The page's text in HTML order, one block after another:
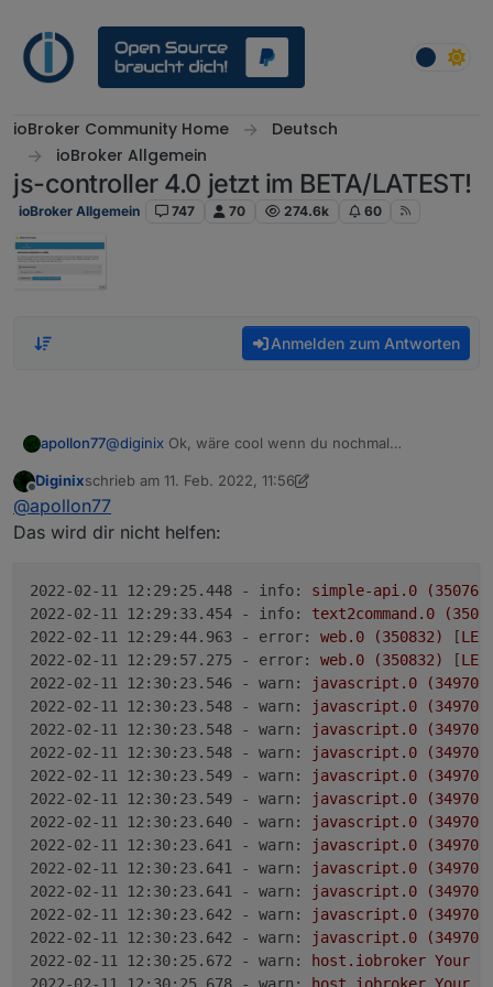
ioBroker Community Home
Deutsch
ioBroker Allgemein
js-controller 4.0 jetzt im BETA/LATEST!
ioBroker Allgemein 747 70 274.6k 60
Anmelden zum Antworten
apollon77@diginix Ok, wäre cool wenn du nochmal
Offline
Diginixschrieb am 11. Feb. 2022, 11:56
zuletzt editiert von Diginix 2. Nov. 2022, 12:56
@apollon77
Das wird dir nicht helfen:
2022-02-11 12:29:25.448 - info: simple-api.0
2022-02-11 12:29:33.454 - info:
text2command.0
2022-02-11 12:29:44.963 - error:
web.0 (350832) [LE
2022-02-11 12:29:57.275 - error:
web.0 (350832) [LE
2022-02-11 12:30:23.546 - warn:
javascript.0
2022-02-11 12:30:23.548 - warn:
javascript.0
2022-02-11 12:30:23.548 - warn:
javascript.0
2022-02-11 12:30:23.548 - warn:
javascript.0
2022-02-11 12:30:23.549 - warn:
javascript.0
2022-02-11 12:30:23.549 - warn:
javascript.0
2022-02-11 12:30:23.640 - warn:
javascript.0
2022-02-11 12:30:23.641 - warn:
javascript.0
2022-02-11 12:30:23.641 - warn:
javascript.0
2022-02-11 12:30:23.641 - warn:
javascript.0
2022-02-11 12:30:23.642 - warn:
javascript.0
2022-02-11 12:30:23.642 - warn:
javascript.0
2022-02-11 12:30:25.672 - warn:
host.iobroker Your